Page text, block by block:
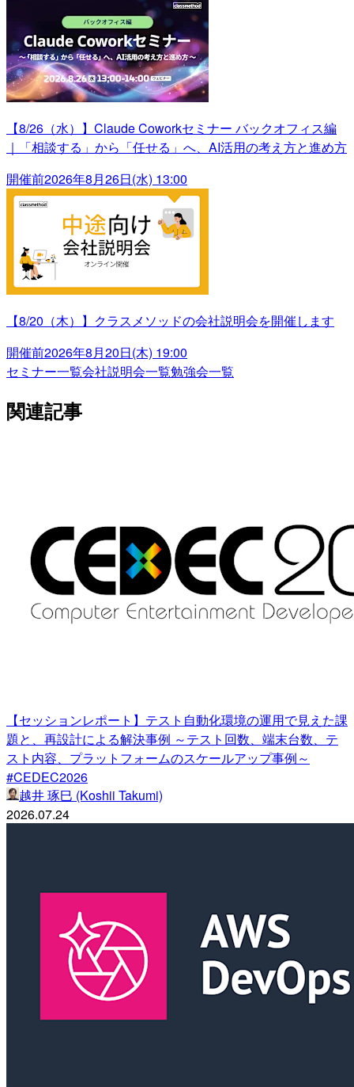
【8/26（水）】Claude Coworkセミナー バックオフィス編
｜「相談する」から「任せる」へ、AI活用の考え方と進め方
開催前2026年8月26日(水) 13:00
【8/20（木）】クラスメソッドの会社説明会を開催します
開催前2026年8月20日(木) 19:00
セミナー一覧会社説明会一覧勉強会一覧
関連記事
【セッションレポート】テスト自動化環境の運用で見えた課
題と、再設計による解決事例 ～テスト回数、端末台数、テ
スト内容、プラットフォームのスケールアップ事例～
#CEDEC2026
越井 琢巳 (Koshii Takumi)
2026.07.24